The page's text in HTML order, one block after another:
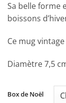
Sa belle forme
boissons
Ce mug
Diamètre 7,5
Box de Noël